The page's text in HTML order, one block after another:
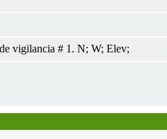
vigilancia # 1. N; W; Elev;